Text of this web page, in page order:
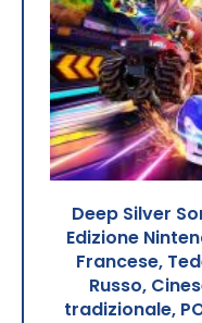
Deep Silver
Edizione
Francese,
Russo,
tradizionale,